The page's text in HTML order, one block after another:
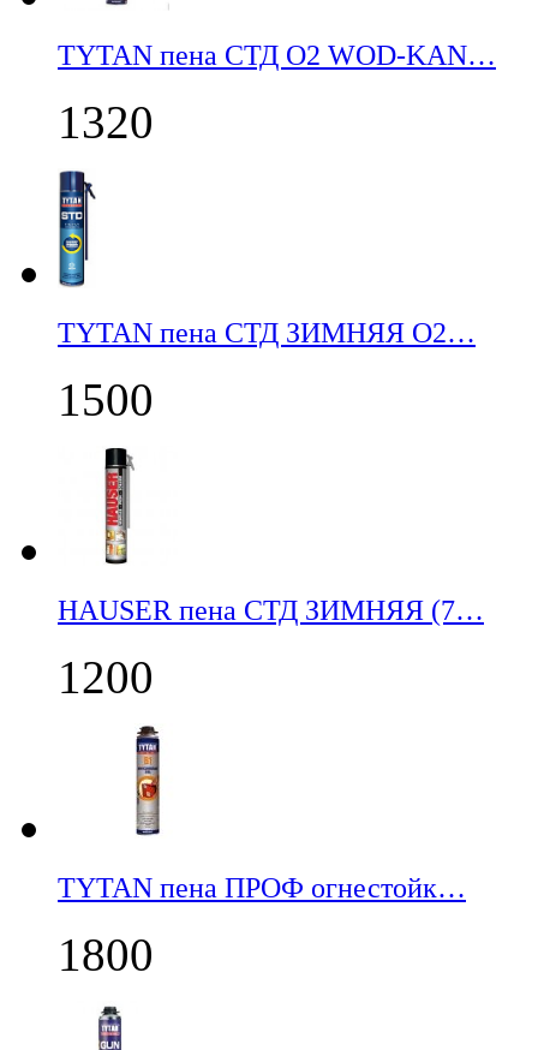
TYTAN пена СТД О2 WOD-KAN…
1320
TYTAN пена СТД ЗИМНЯЯ О2…
1500
НАUSER пена СТД ЗИМНЯЯ (7…
1200
TYTAN пена ПРОФ огнестойк…
1800